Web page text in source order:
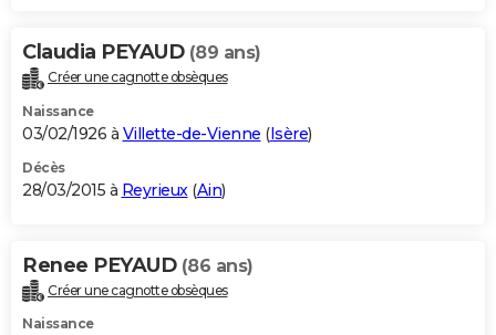
Claudia PEYAUD (89 ans)
Créer une cagnotte obsèques
Naissance
03/02/1926 à Villette-de-Vienne (Isère)
Décès
28/03/2015 à Reyrieux (Ain)
Renee PEYAUD (86 ans)
Créer une cagnotte obsèques
Naissance